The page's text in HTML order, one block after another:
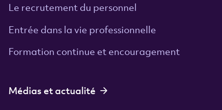
Le recrutement du personnel
Entrée dans la vie professionnelle
Formation continue et encouragement
Médias et actualité